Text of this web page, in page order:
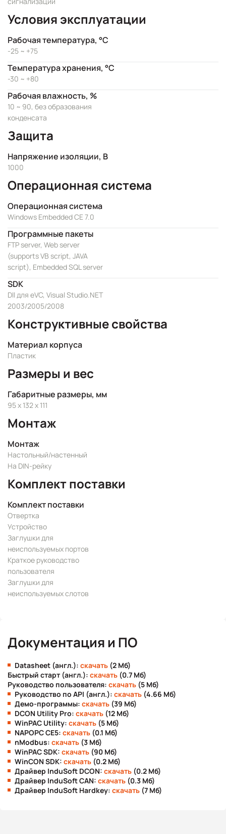
Условия эксплуатации
Рабочая температура, °C
-25 ~ +75
Температура хранения, °C
-30 ~ +80
Рабочая влажность, %
10 ~ 90, без образования
конденсата
Защита
Напряжение изоляции, В
1000
Операционная система
Операционная система
Windows Embedded CE 7.0
Программные пакеты
FTP server, Web server
(supports VB script, JAVA
script), Embedded SQL server
SDK
Dll для eVC, Visual Studio.NET
2003/2005/2008
Конструктивные свойства
Материал корпуса
Пластик
Размеры и вес
Габаритные размеры, мм
95 x 132 x 111
Монтаж
Монтаж
Настольный/настенный
На DIN-рейку
Комплект поставки
Комплект поставки
Отвертка
Устройство
Заглушки для
неиспользуемых портов
Краткое руководство
пользователя
Заглушки для
неиспользуемых слотов
Документация и ПО
Datasheet (англ.): скачать (2 Мб)
Быстрый старт (англ.): скачать (0.7 Мб)
Руководство пользователя: скачать (5 Мб)
Руководство по API (англ.): скачать (4.66 Мб)
Демо-программы: скачать (39 Мб)
DCON Utility Pro: скачать (12 Мб)
WinPAC Utility: скачать (5 Мб)
NAPOPC CE5: скачать (0.1 Мб)
nModbus: скачать (3 Мб)
WinPAC SDK: скачать (90 Мб)
WinCON SDK: скачать (0.2 Мб)
Драйвер InduSoft DCON: скачать (0.2 Мб)
Драйвер InduSoft CAN: скачать (0.3 Мб)
Драйвер InduSoft Hardkey: скачать (7 Мб)